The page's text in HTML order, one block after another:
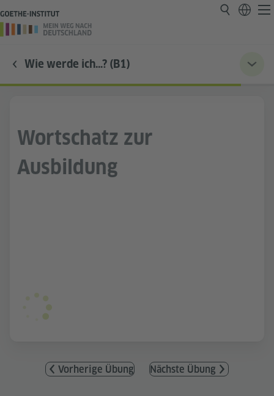
Wie werde ich…? (B1)
Wortschatz zur
Ausbildung
Vorherige Übung Nächste Übung